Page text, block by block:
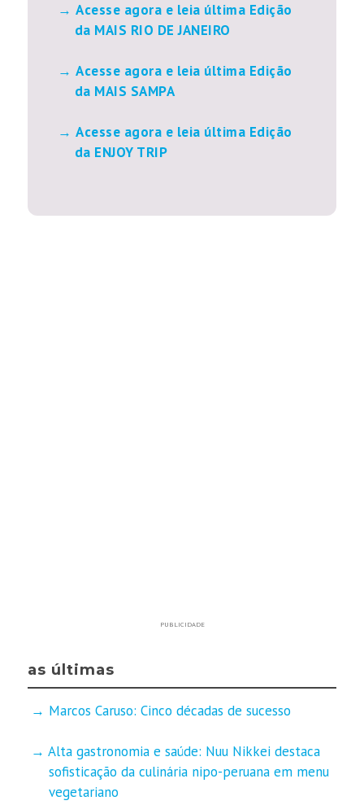
Acesse agora e leia última Edição
da MAIS RIO DE JANEIRO
Acesse agora e leia última Edição
da MAIS SAMPA
Acesse agora e leia última Edição
da ENJOY TRIP
PUBLICIDADE
as últimas
Marcos Caruso: Cinco décadas de sucesso
Alta gastronomia e saúde: Nuu Nikkei destaca
sofisticação da culinária nipo-peruana em menu
vegetariano